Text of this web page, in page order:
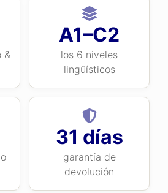
&
A1–C2
los 6 niveles
lingüísticos
31 días
garantía de
devolución